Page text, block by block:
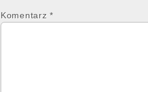
Komentarz *